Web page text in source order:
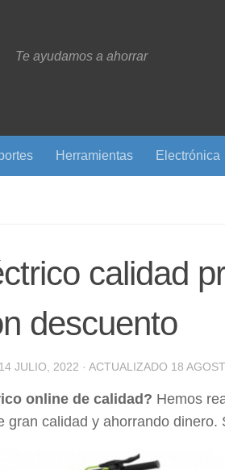
Te ayudamos a ahorrar
Herramientas Electrónica
calidad
descuento
14 JULIO, 2022 · ACTUALIZADO 18
online de calidad? Hemos
gran calidad y ahorrando